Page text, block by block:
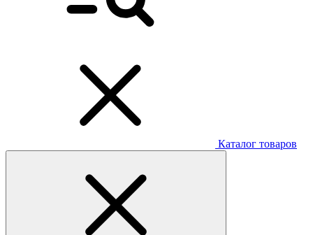
Каталог товаров